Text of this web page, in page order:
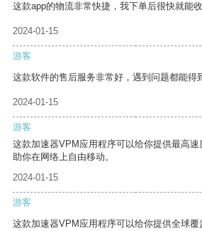
这款app的物流非常快捷，我下单后很快就能收
2024-01-15
游客
这款软件的售后服务非常好，遇到问题都能得
2024-01-15
游客
这款加速器VPM应用程序可以给你提供最高
助你在网络上自由移动。
2024-01-15
游客
这款加速器VPM应用程序可以给你提供全球覆